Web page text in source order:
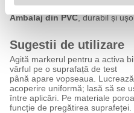
Volum vopsea: 24 mlper
Ambalaj din PVC, durabil și
Sugestii de utilizare
Agită markerul pentru a activa
vârful pe o suprafață de test
până apare vopseaua.
acoperire uniformă; lasă să se
între aplicări. Pe materiale
funcție de pregătirea suprafeței.